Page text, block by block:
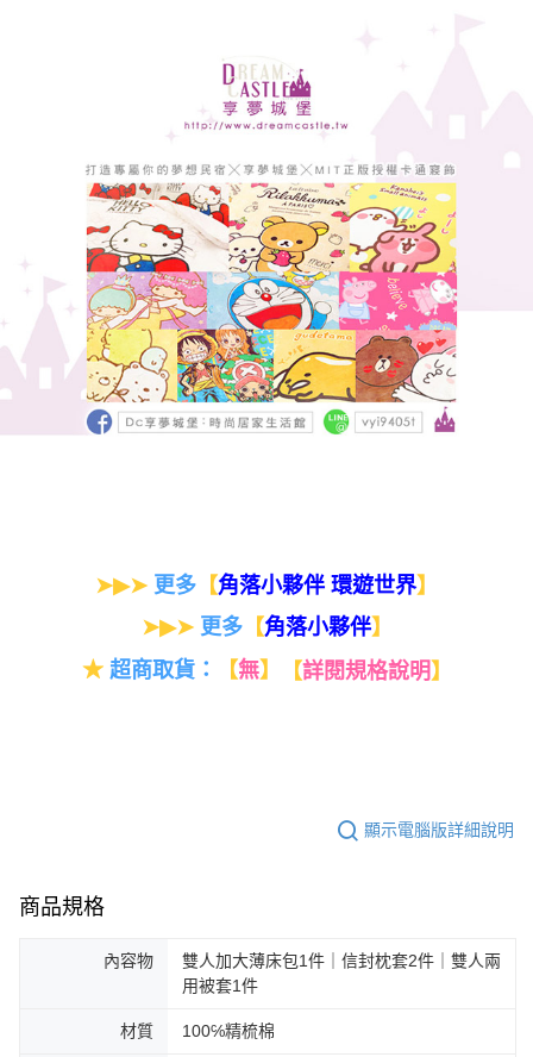
➤▶➤ 更多 【角落小夥伴 環遊世界】
➤▶➤ 更多【角落小夥伴】
★ 超商取貨： 【無】 【詳閱規格說明 】
顯示電腦版詳細說明
商品規格
內容物
雙人加大薄床包1件｜信封枕套2件｜雙人兩
用被套1件
材質 100℅精梳棉